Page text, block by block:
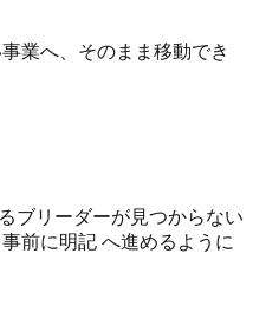
業へ、そのまま移動でき
ブリーダーが見つからない
前に明記 へ進めるように